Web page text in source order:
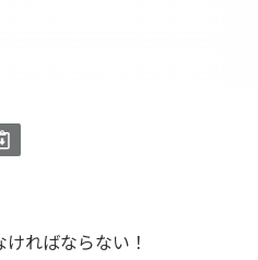
ればならない！